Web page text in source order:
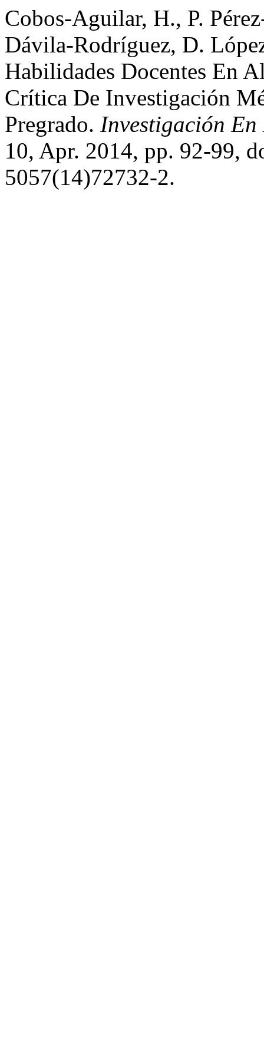
Cobos-Aguilar, H., P.
Dávila-Rodríguez, D.
Habilidades Docentes En
Crítica De Investigación
Pregrado. Investigación
10, Apr. 2014, pp. 92-99,
5057(14)72732-2.